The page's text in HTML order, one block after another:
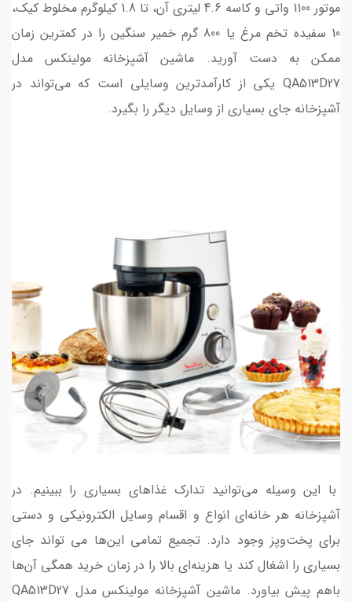
موتور 1100 واتی و کاسه 4.6 لیتری آن، تا 1.8 کیلوگرم مخلوط کیک،
10 سفیده تخم مرغ یا 800 گرم خمیر سنگین را در کمترین زمان
ممکن به دست آورید. ماشین آشپزخانه مولینکس مدل
QA513D27 یکی از کارآمدترین وسایلی است که می‌تواند در
آشپزخانه جای بسیاری از وسایل دیگر را بگیرد.
با این وسیله می‌توانید تدارک غذاهای بسیاری را ببینیم. در
آشپزخانه هر خانه‌ای انواع و اقسام وسایل الکترونیکی و دستی
برای پخت‌وپز وجود دارد. تجمیع تمامی این‌ها می تواند جای
بسیاری را اشغال کند یا هزینه‌ای بالا را در زمان خرید همگی آن‌ها
باهم پیش بیاورد. ماشین آشپزخانه مولینکس مدل QA513D27